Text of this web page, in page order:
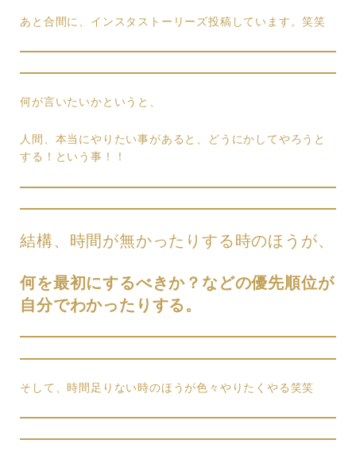
あと合間に、インスタストーリーズ投稿しています。笑笑
何が言いたいかというと、
人間、本当にやりたい事があると、どうにかしてやろうと
する！という事！！
結構、時間が無かったりする時のほうが、
何を最初にするべきか？などの優先順位が
自分でわかったりする。
そして、時間足りない時のほうが色々やりたくやる笑笑